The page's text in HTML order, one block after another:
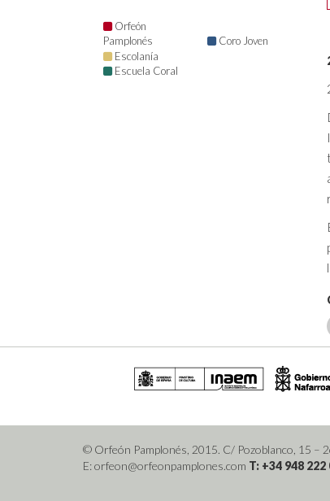
Orfeón
Pamplonés
Coro Joven
Escolanía
Escuela Coral
© Orfeón Pamplonés, 2015. C/ Pozoblanco, 15 –
E: orfeon@orfeonpamplones.com T: +34 948 222